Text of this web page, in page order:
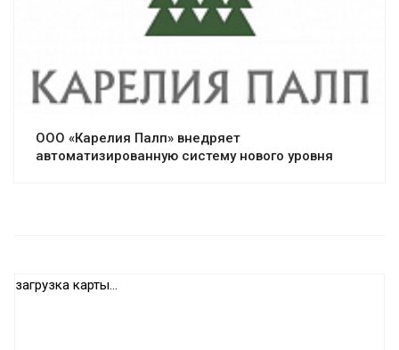
ООО «Карелия Палп» внедряет
автоматизированную систему нового уровня
загрузка карты...